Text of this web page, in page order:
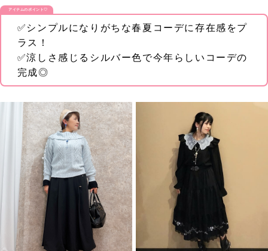
アイテムのポイント♡
✅シンプルになりがちな春夏コーデに存在感をプ
ラス！
✅涼しさ感じるシルバー色で今年らしいコーデの
完成◎